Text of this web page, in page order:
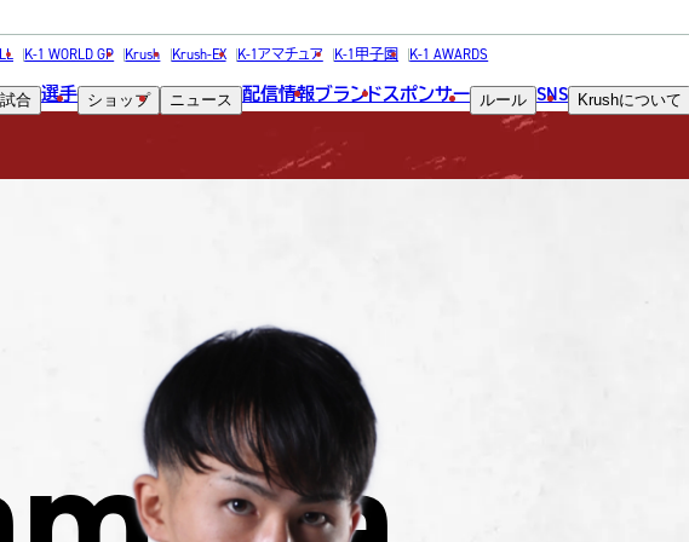
K-1 WORLD GP Krush Krush-EX K-1アマチュア K-1甲子園 K-1 AWARDS
試合 選手 ショップ ニュース 配信情報ブランドスポンサー ルール SNS Krushについて
FIGHTER